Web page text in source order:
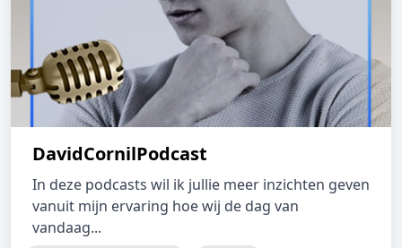
DavidCornilPodcast
In deze podcasts wil ik jullie meer inzichten geven
vanuit mijn ervaring hoe wij de dag van
vandaag...